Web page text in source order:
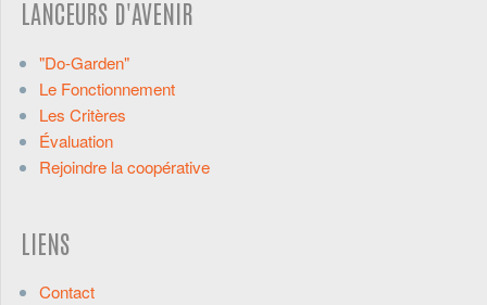
LANCEURS D'AVENIR
"Do-Garden"
Le Fonctionnement
Les Critères
Évaluation
Rejoindre la coopérative
LIENS
Contact